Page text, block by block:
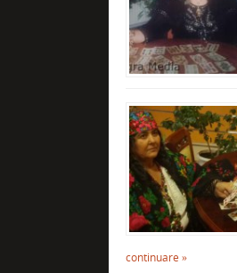
continuare »